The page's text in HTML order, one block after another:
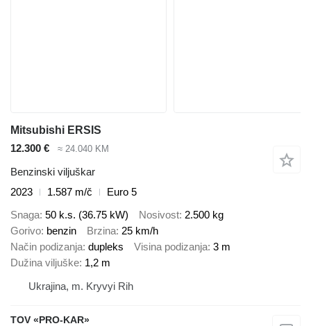
Mitsubishi ERSIS
12.300 €
≈ 24.040 KM
Benzinski viljuškar
2023
1.587 m/č
Euro 5
Snaga 50 k.s. (36.75 kW) Nosivost 2.500 kg
Gorivo benzin Brzina 25 km/h
Način podizanja dupleks Visina podizanja 3 m
Dužina viljuške 1,2 m
Ukrajina, m. Kryvyi Rih
TOV «PRO-KAR»